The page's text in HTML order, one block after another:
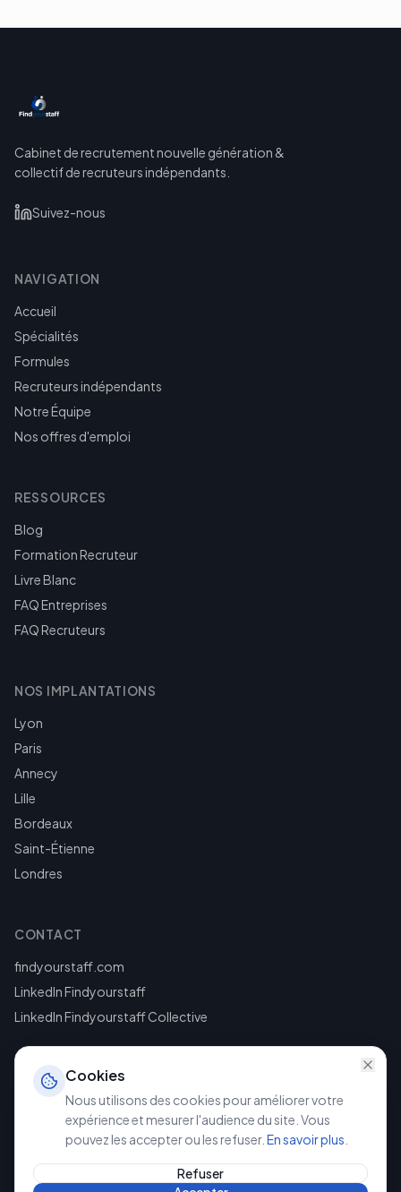
Cabinet de recrutement nouvelle génération &
collectif de recruteurs indépendants.
Suivez-nous
NAVIGATION
Accueil
Spécialités
Formules
Recruteurs indépendants
Notre Équipe
Nos offres d'emploi
RESSOURCES
Blog
Formation Recruteur
Livre Blanc
FAQ Entreprises
FAQ Recruteurs
NOS IMPLANTATIONS
Lyon
Paris
Annecy
Lille
Bordeaux
Saint-Étienne
Londres
CONTACT
findyourstaff.com
LinkedIn Findyourstaff
LinkedIn Findyourstaff Collective
©2026Findyourstaff. Tous droits réservés.
Politique de confidentialité
Cookies
Nous utilisons des cookies pour améliorer votre
expérience et mesurer l'audience du site. Vous
pouvez les accepter ou les refuser. En savoir plus
Refuser